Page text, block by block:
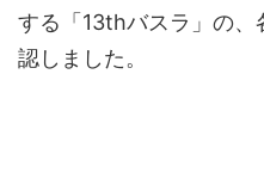
する「13thバスラ」の、
認しました。